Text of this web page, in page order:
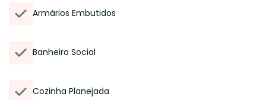
Armários Embutidos
Banheiro Social
Cozinha Planejada